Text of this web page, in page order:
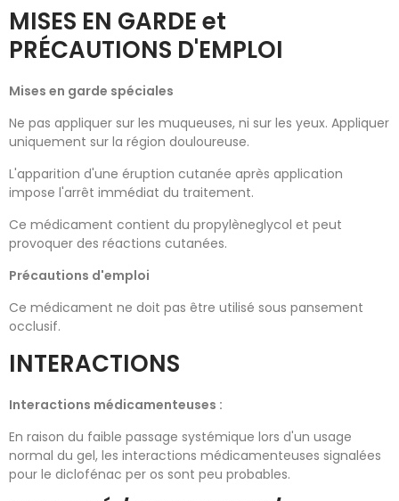
MISES EN GARDE et
PRÉCAUTIONS D'EMPLOI
Mises en garde spéciales
Ne pas appliquer sur les muqueuses, ni sur les yeux. Appliquer
uniquement sur la région douloureuse.
L'apparition d'une éruption cutanée après application
impose l'arrêt immédiat du traitement.
Ce médicament contient du propylèneglycol et peut
provoquer des réactions cutanées.
Précautions d'emploi
Ce médicament ne doit pas être utilisé sous pansement
occlusif.
INTERACTIONS
Interactions médicamenteuses :
En raison du faible passage systémique lors d'un usage
normal du gel, les interactions médicamenteuses signalées
pour le diclofénac per os sont peu probables.